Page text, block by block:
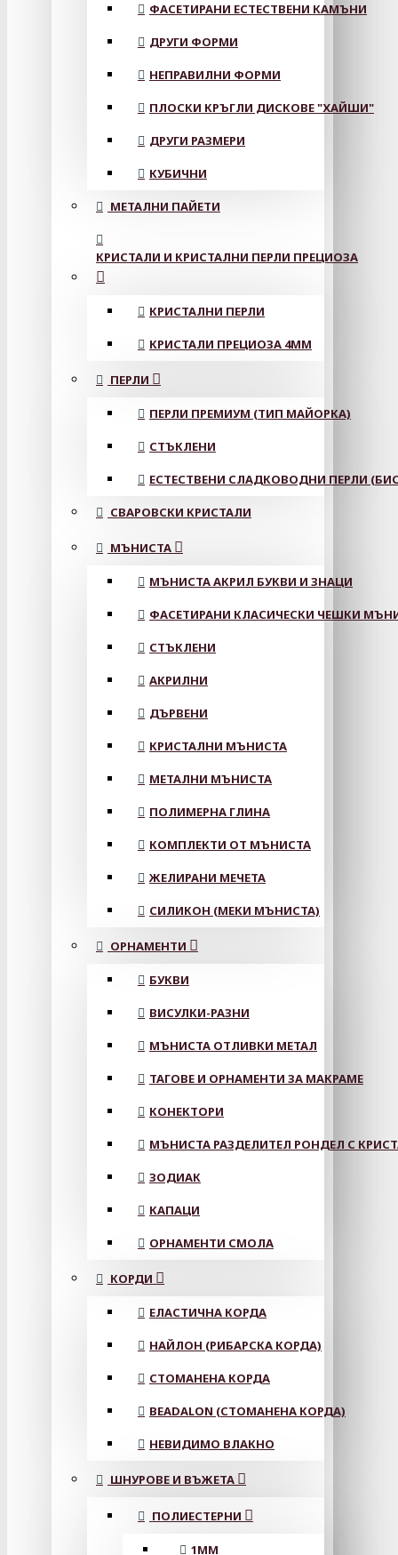
ФАСЕТИРАНИ ЕСТЕСТВЕНИ КАМЪНИ
ДРУГИ ФОРМИ
НЕПРАВИЛНИ ФОРМИ
ПЛОСКИ КРЪГЛИ ДИСКОВЕ "ХАЙШИ"
ДРУГИ РАЗМЕРИ
КУБИЧНИ
МЕТАЛНИ ПАЙЕТИ
КРИСТАЛИ И КРИСТАЛНИ ПЕРЛИ ПРЕЦИОЗА
КРИСТАЛНИ ПЕРЛИ
КРИСТАЛИ ПРЕЦИОЗА 4ММ
ПЕРЛИ
ПЕРЛИ ПРЕМИУМ (ТИП МАЙОРКА)
СТЪКЛЕНИ
ЕСТЕСТВЕНИ СЛАДКОВОДНИ ПЕРЛИ
СВАРОВСКИ КРИСТАЛИ
МЪНИСТА
МЪНИСТА АКРИЛ БУКВИ И ЗНАЦИ
ФАСЕТИРАНИ КЛАСИЧЕСКИ ЧЕШКИ
СТЪКЛЕНИ
АКРИЛНИ
ДЪРВЕНИ
КРИСТАЛНИ МЪНИСТА
МЕТАЛНИ МЪНИСТА
ПОЛИМЕРНА ГЛИНА
КОМПЛЕКТИ ОТ МЪНИСТА
ЖЕЛИРАНИ МЕЧЕТА
СИЛИКОН (МЕКИ МЪНИСТА)
ОРНАМЕНТИ
БУКВИ
ВИСУЛКИ-РАЗНИ
МЪНИСТА ОТЛИВКИ МЕТАЛ
ТАГОВЕ И ОРНАМЕНТИ ЗА МАКРАМЕ
КОНЕКТОРИ
МЪНИСТА РАЗДЕЛИТЕЛ РОНДЕЛ С
ЗОДИАК
КАПАЦИ
ОРНАМЕНТИ СМОЛА
КОРДИ
ЕЛАСТИЧНА КОРДА
НАЙЛОН (РИБАРСКА КОРДА)
СТОМАНЕНА КОРДА
BEADALON (СТОМАНЕНА КОРДА)
НЕВИДИМО ВЛАКНО
ШНУРОВЕ И ВЪЖЕТА
ПОЛИЕСТЕРНИ
1ММ